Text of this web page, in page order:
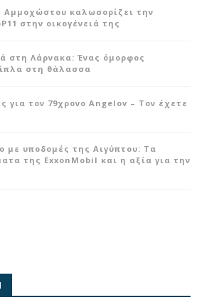
Αμμοχώστου καλωσορίζει την
στην οικογένειά της
στη Λάρνακα: Ένας όμορφος
στη θάλασσα
για τον 79χρονο Angelov – Τον έχετε
με υποδομές της Αιγύπτου: Τα
της ExxonMobil και η αξία για την